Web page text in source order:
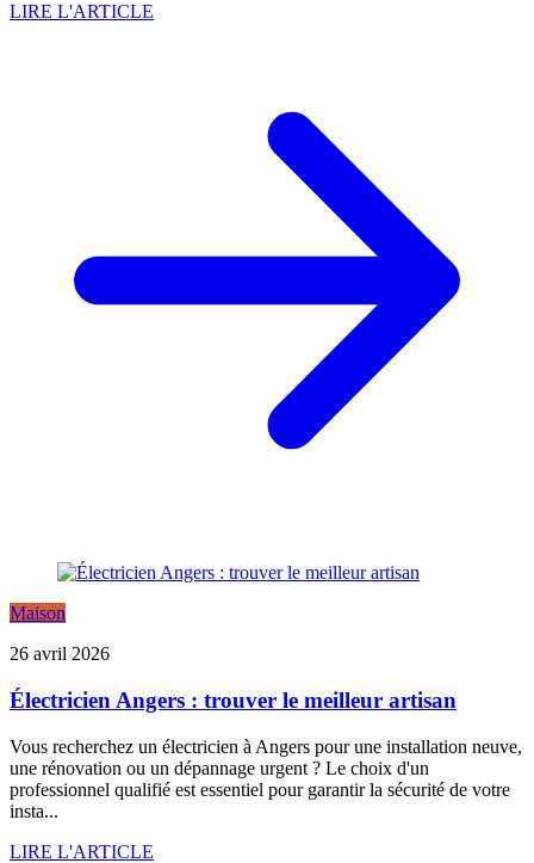
LIRE L'ARTICLE
Maison
26 avril 2026
Électricien Angers : trouver le meilleur artisan
Vous recherchez un électricien à Angers pour une installation neuve,
une rénovation ou un dépannage urgent ? Le choix d'un
professionnel qualifié est essentiel pour garantir la sécurité de votre
insta...
LIRE L'ARTICLE